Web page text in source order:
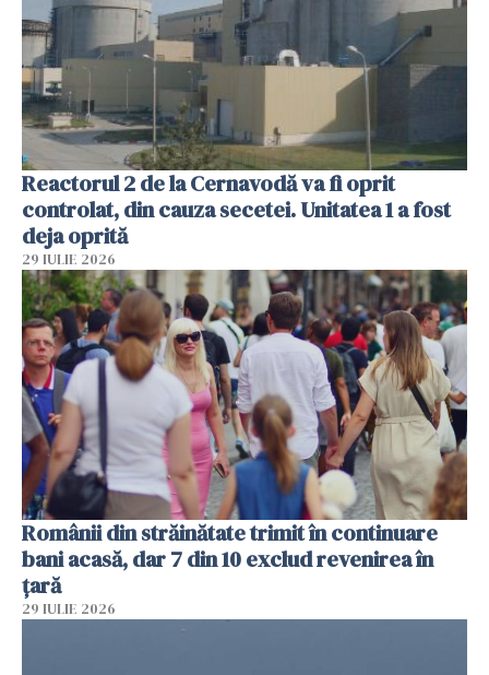
Reactorul 2 de la Cernavodă va fi oprit
controlat, din cauza secetei. Unitatea 1 a fost
deja oprită
29 IULIE 2026
Românii din străinătate trimit în continuare
bani acasă, dar 7 din 10 exclud revenirea în
țară
29 IULIE 2026